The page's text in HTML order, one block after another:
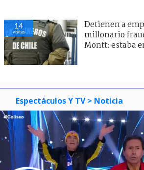
14
visitas
Detienen a
millonario
Montt: estaba
Espectáculos Y TV > Noticia